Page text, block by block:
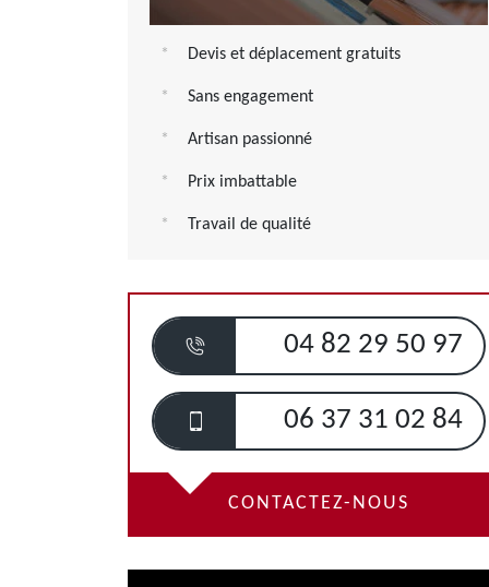
Devis et déplacement gratuits
Sans engagement
Artisan passionné
Prix imbattable
Travail de qualité
04 82 29 50 97
06 37 31 02 84
CONTACTEZ-NOUS